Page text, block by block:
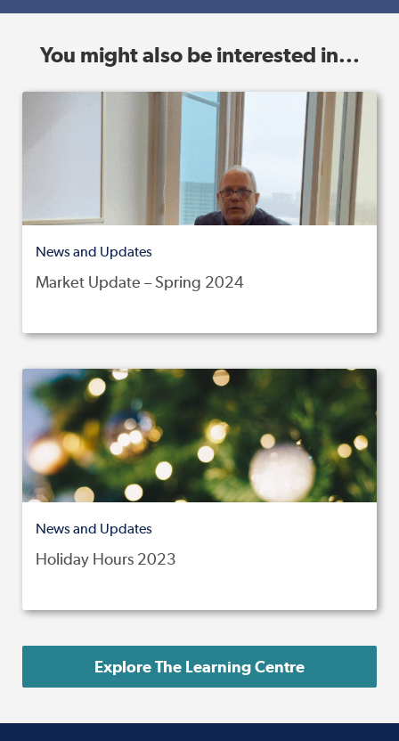
You might also be interested in...
News and Updates
Market Update – Spring 2024
News and Updates
Holiday Hours 2023
Explore The Learning Centre